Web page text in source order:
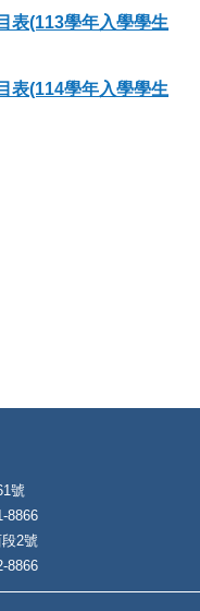
表(113學年入學學生
表(114學年入學學生
號
8866
2號
8866